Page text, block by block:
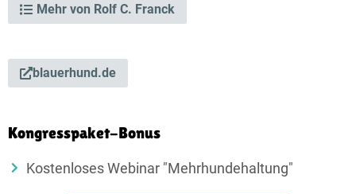
Mehr von Rolf C. Franck
blauerhund.de
Kongresspaket-Bonus
Kostenloses Webinar "Mehrhundehaltung"